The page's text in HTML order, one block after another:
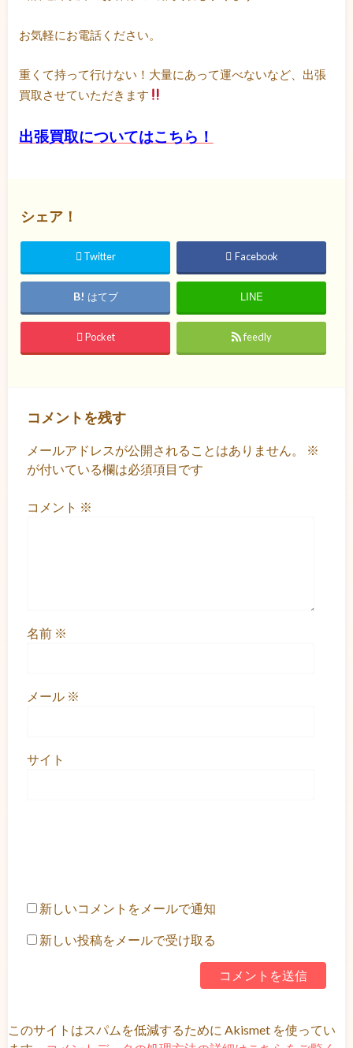
お気軽にお電話ください。
重くて持って行けない！大量にあって運べないなど、出張
買取させていただきます
出張買取についてはこちら！
シェア！
Twitter Facebook
はてブ LINE
Pocket feedly
コメントを残す
メールアドレスが公開されることはありません。
※
が付いている欄は必須項目です
コメント ※
名前 ※
メール ※
サイト
新しいコメントをメールで通知
新しい投稿をメールで受け取る
このサイトはスパムを低減するために Akismet を使ってい